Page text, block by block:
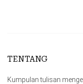
TENTANG
Kumpulan tulisan